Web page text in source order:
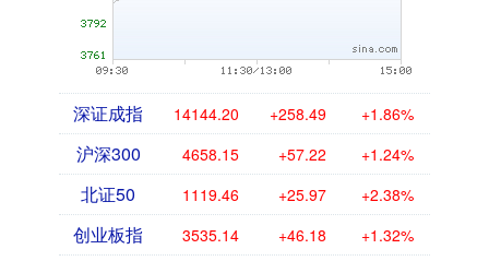
深证成指 14144.20 +258.49 +1.86%
沪深300 4658.15 +57.22 +1.24%
北证50 1119.46 +25.97 +2.38%
创业板指 3535.14 +46.18 +1.32%